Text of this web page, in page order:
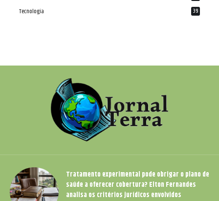
Tecnologia 39
Tratamento experimental pode obrigar o plano de
saúde a oferecer cobertura? Elton Fernandes
analisa os critérios jurídicos envolvidos